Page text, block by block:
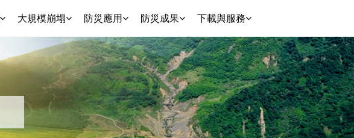
大規模崩塌 防災應用 防災成果 下載與服務